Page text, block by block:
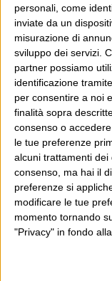
personali, come
inviate da un
misurazione di
sviluppo dei servizi.
partner possiamo
identificazione
per consentire a noi
finalità sopra
consenso o
le tue preferenze
alcuni trattamenti
consenso, ma hai il
preferenze si
modificare le tue
momento tornando
"Privacy" in fondo
Una palla sul canale
E per i regali di